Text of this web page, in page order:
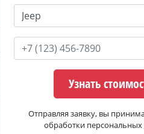
Узнать
Отправляя заявку, вы
обработки